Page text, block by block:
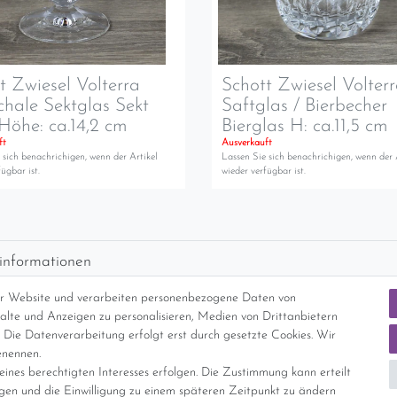
Zwiesel Volterra
Sektglas Sekt
ca.14,2 cm
sich benachrichigen, wenn der Artikel
ist.
Schott Zwiesel
Saftglas / Bierbecher
Bierglas H: ca.11,5 cm
Ausverkauft
Lassen Sie sich benachrichigen, wenn der
wieder verfügbar ist.
Website und verarbeiten personenbezogene Daten von
und Anzeigen zu personalisieren, Medien von Drittanbietern
Datenverarbeitung erfolgt erst durch gesetzte Cookies. Wir
berechtigten Interesses erfolgen. Die Zustimmung kann erteilt
und die Einwilligung zu einem späteren Zeitpunkt zu ändern
Lieferung ab 150 Euro Warenwert (innerhalb Deutschlands)
Internationale Versandkosten
gem. § 25a UStG der Differenzbesteuerung, ein Ausweis der